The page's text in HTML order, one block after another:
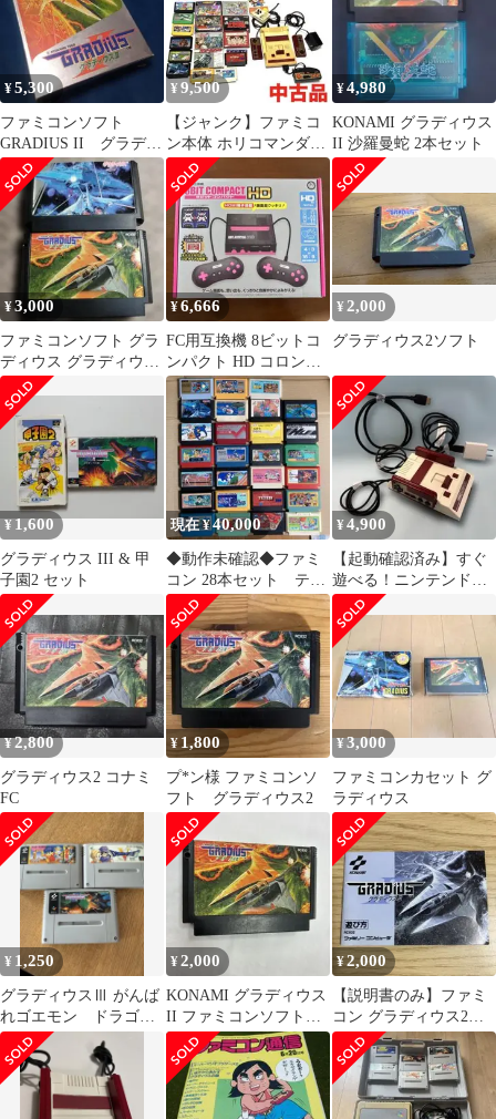
¥5,300
ファミコンソフト
GRADIUS II グラディ
ウス2
¥ 9,500
【ジャンク】ファミコ
ン本体 ホリコマンダー
レトロゲームソフト15
本 攻略本
¥4,980
KONAMI グラディウス
II 沙羅曼蛇 2本セット
¥3,000
ファミコンソフト グラ
ディウス グラディウス
II 2本セット
¥6,666
FC用互換機 8ビットコ
ンパクト HD コロンバ
スサークル
¥ 2,000
グラディウス2ソフト
¥1,600
グラディウス III & 甲
子園2 セット
現在 ¥40,000
◆動作未確認◆ファミ
コン 28本セット テト
リスのみ説明書あり(状
態悪い)
¥4,900
【起動確認済み】すぐ
遊べる！ニンテンドー
クラシックミニ ファミ
リーコンピュータ
¥2,800
グラディウス2 コナミ
FC
¥ 1,800
プ*ン様 ファミコンソ
フト グラディウス2
¥3,000
ファミコンカセット グ
ラディウス
¥ 1,250
グラディウスⅢ がんば
れゴエモン ドラゴン
クエストⅤ
¥2,000
KONAMI グラディウス
II ファミコンソフト
GRADIUSⅡ 03
¥2,000
【説明書のみ】ファミ
コン グラディウス2
GRADIUS II